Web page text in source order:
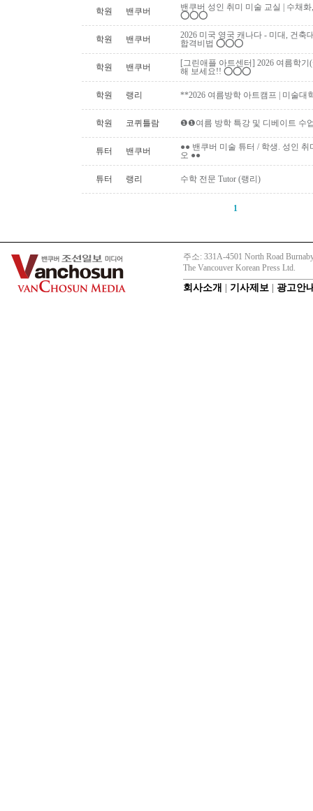
학원 밴쿠버
밴쿠버 성인 취미 미술 교실 | 수채
⭕️⭕️⭕️
학원 밴쿠버
2026 미국 영국 캐나다 - 미대, 건축
합격비법 ⭕️⭕️⭕️
학원 밴쿠버
[그린애플 아트센터] 2026 여름학
해 보세요!! ⭕️⭕️⭕️
학원 랭리 **2026 여름방학 아트캠프 | 미술대
학원 코퀴틀람 ❶❶여름 방학 특강 및 디베이트 수
튜터 밴쿠버
●● 밴쿠버 미술 튜터 / 학생. 성인
오 ●●
튜터 랭리 수학 전문 Tutor (랭리)
1
주소: 331A-4501 North Road
The Vancouver Korean Press Ltd.
회사소개 기사제보 광고안